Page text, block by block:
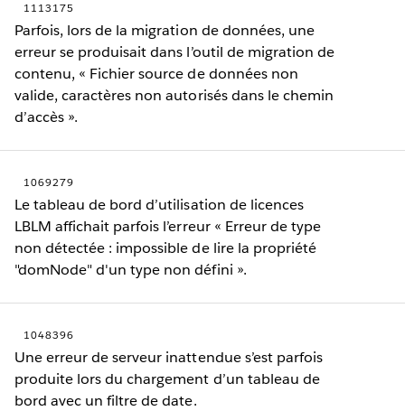
1113175
Parfois, lors de la migration de données, une
erreur se produisait dans l’outil de migration de
contenu, « Fichier source de données non
valide, caractères non autorisés dans le chemin
d’accès ».
1069279
Le tableau de bord d’utilisation de licences
LBLM affichait parfois l’erreur « Erreur de type
non détectée : impossible de lire la propriété
"domNode" d'un type non défini ».
1048396
Une erreur de serveur inattendue s’est parfois
produite lors du chargement d’un tableau de
bord avec un filtre de date.